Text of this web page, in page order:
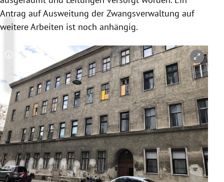
Antrag auf Ausweitung der Zwangsverwaltung auf
weitere Arbeiten ist noch anhängig.
Copyright-Hinweis öffnen/schließen